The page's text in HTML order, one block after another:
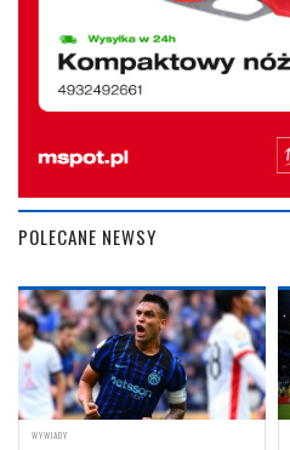
POLECANE NEWSY
WYWIADY